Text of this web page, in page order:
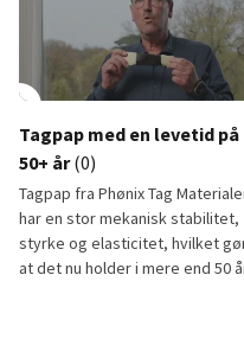
Tagpap med en levetid på
50+ år (0)
Tagpap fra Phønix Tag
har en stor mekanisk stabilitet,
styrke og elasticitet, hvilket
at det nu holder i mere end 50